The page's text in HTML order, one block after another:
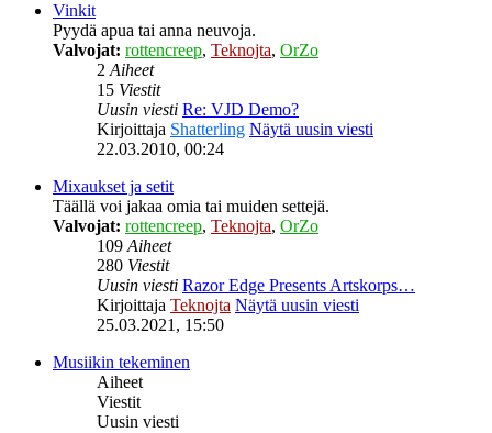
Vinkit
Pyydä apua tai anna neuvoja.
Valvojat: rottencreep, Teknojta, OrZo
2Aiheet
15 Viestit
Uusin viesti Re: VJD Demo?
Kirjoittaja Shatterling Näytä uusin viesti
22.03.2010, 00:24
Mixaukset ja setit
Täällä voi jakaa omia tai muiden settejä.
Valvojat: rottencreep, Teknojta, OrZo
109Aiheet
280 Viestit
Uusin viesti Razor Edge Presents Artskorps…
Kirjoittaja Teknojta Näytä uusin viesti
25.03.2021, 15:50
Musiikin tekeminen
Aiheet
Viestit
Uusin viesti